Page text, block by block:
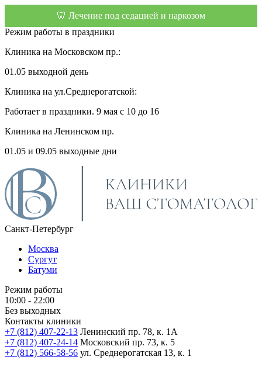
🦷 Лечение под седацией и наркозом
Режим работы в праздники
Клиника на Московском пр.:
01.05 выходной день
Клиника на ул.Среднерогатской:
Работает в праздники. 9 мая с 10 до 16
Клиника на Ленинском пр.
01.05 и 09.05 выходные дни
Санкт-Петербург
Москва
Сургут
Батуми
Режим работы
10:00 - 22:00
Без выходных
Контакты клиники
+7 (812) 407-22-13 Ленинский пр. 78, к. 1А
+7 (812) 407-24-14 Московский пр. 73, к. 5
+7 (812) 566-58-56 ул. Среднерогатская 13, к. 1